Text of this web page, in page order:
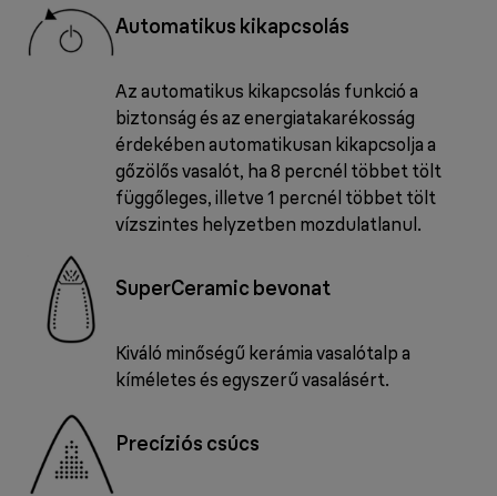
Automatikus kikapcsolás
Az automatikus kikapcsolás funkció a
biztonság és az energiatakarékosság
érdekében automatikusan kikapcsolja a
gőzölős vasalót, ha 8 percnél többet tölt
függőleges, illetve 1 percnél többet tölt
vízszintes helyzetben mozdulatlanul.
SuperCeramic bevonat
Kiváló minőségű kerámia vasalótalp a
kíméletes és egyszerű vasalásért.
Precíziós csúcs